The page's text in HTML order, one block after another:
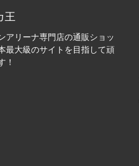
王
アリーナ専門店の通販ショッ
最大級のサイトを目指して頑
！